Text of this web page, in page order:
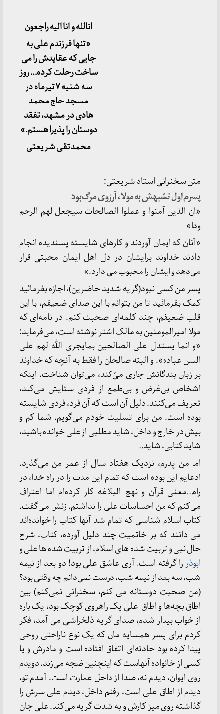
انالله و انا الیه راجعون
«تنها فرزندم علی به
جایی که عقایدش را می
ساخت رحلت کرده… روز
سه شنبه ۷ تیرماه در
مسجد حاج محمد
هادی در مشهد، تفقد
دوستان را پذیرا هستم.»
محمدتقیشریعتی
متن سخنرانی استاد شریعتی:
پسرم اول تشبهش به مولا، آرزوی مرگ بود
«ان الذین آمنوا و عملوا الصالحات سیجعل لهم الرحم
ودا»
«آنان که ایمان آوردند و کارهای شایسته پسندیده انجام
دادند خداوند برایشان در دل اهل ایمان محبتی قرار
می‌دهد و ایشان را محبوب می دارد.»
پسر من کسی نبود(گریه شدید حاضرین)، اجازه بفرمائید
کمک بفرمائید تا من بتوانم با این صدای ضعیفم، با این
قلب ضعیفم، چند کلمه‌ای صحبت کنم. در نامه‌ای که
مولا امیرالمومنین به مالک اشتر نوشته است، می‌فرماید:
«و انما یستدل علی الصالحین بمایجری الله لهم علی
السن عباده». و البته صالحان را فقط به آنچه که خداونذ
بر زبان بندگانش جاری میٔ‌کند، می‌توان شناخت. اینکه
اشخاص بی‌غرض و بی‌طمع از فردی ستایش می‌کند،
تعریف می‌کنند. دلیل آن است که آن فرد، فردی شایسته
بوده است. من برای تسلیت خودم می‌گویم. شما کم و
بیش در خارج و داخل، شاید مطلبی از علی خوانده باشید،
شاید کتابی، شاید…
اما من پدرم، نزدیک هفتاد سال از عمر من می‌گذرد.
ادعایم این بوده است که تمام این مدت را در راه خدا، در
راه…معنی قرآن و نهج البلاغه کار کرده‌ام اما اعتراف
می‌کنم که من احساسات علی را نداشتم. زنش می‌گفت.
کتاب اسلام شناسی که تمام شد آنها کتاب را خوانده‌اند
می دانند که بر خاتمیت چند دلیل آورده، کتاب، شرح
حال نبی و تربیت شده های اسلام، از تربیت شده ها علی و
ابوذررا گرفته است. آری عاشق علی بود! دو بعد از نیمه
شب، سه بعد از نیمه شب، درست نمی‌دانم چه وقتی بود؟
(من صحبت دوستانه می کنم، سخنرانی نمی‌کنم) بین
اطاق بچه‌ها و اطاق علی یک راهروی کوچک بود، یک باره
از خواب بیدار شدم، صدای گریه ذلخراشی می آمد، فکر
کردم برای پسر همسایه مان که یک نوع ناراحتی روحی
پیدا کرده بود حادثه‌ای اتفاق افتاده است و مادرش و یا
کسی از خانواده آنهاست که اینچنین ضجه می‌زند. دویدم
روی ایوان، دیدم نه، صدا از داحل عمارت است. آمدم تو،
دیدم از اطاق علی است، رفتم داخل، دیدم علی سرش را
گذاشته روی میز کارش و به شدت گریه می‌کند. علی جان